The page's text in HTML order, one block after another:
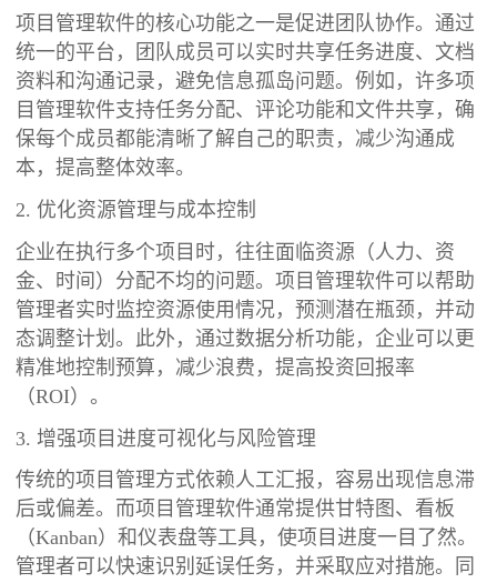
项目管理软件的核心功能之一是促进团队协作。通过
统一的平台，团队成员可以实时共享任务进度、文档
资料和沟通记录，避免信息孤岛问题。例如，许多项
目管理软件支持任务分配、评论功能和文件共享，确
保每个成员都能清晰了解自己的职责，减少沟通成
本，提高整体效率。
2. 优化资源管理与成本控制
企业在执行多个项目时，往往面临资源（人力、资
金、时间）分配不均的问题。项目管理软件可以帮助
管理者实时监控资源使用情况，预测潜在瓶颈，并动
态调整计划。此外，通过数据分析功能，企业可以更
精准地控制预算，减少浪费，提高投资回报率
（ROI）。
3. 增强项目进度可视化与风险管理
传统的项目管理方式依赖人工汇报，容易出现信息滞
后或偏差。而项目管理软件通常提供甘特图、看板
（Kanban）和仪表盘等工具，使项目进度一目了然。
管理者可以快速识别延误任务，并采取应对措施。同